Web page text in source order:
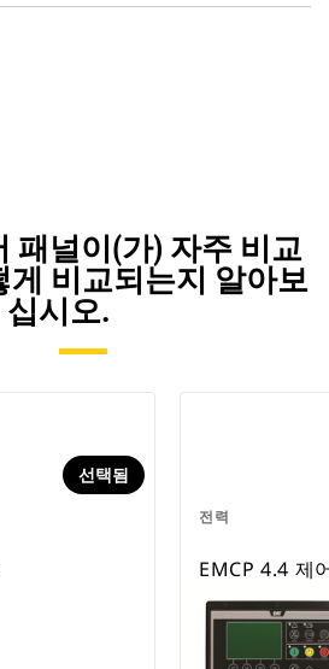
패널이(가) 자주 비교
게 비교되는지 알아보
십시오.
선택됨
전력
EMCP 4.4 제